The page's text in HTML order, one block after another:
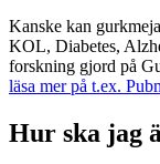
Kanske kan
KOL, Diabetes,
forskning gjord på
läsa mer på t.ex.
Hur ska jag